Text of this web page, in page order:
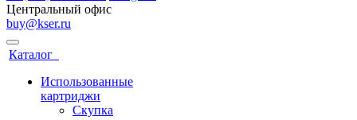
Центральный офис
buy@kser.ru
Каталог
Использованные
картриджи
Скупка